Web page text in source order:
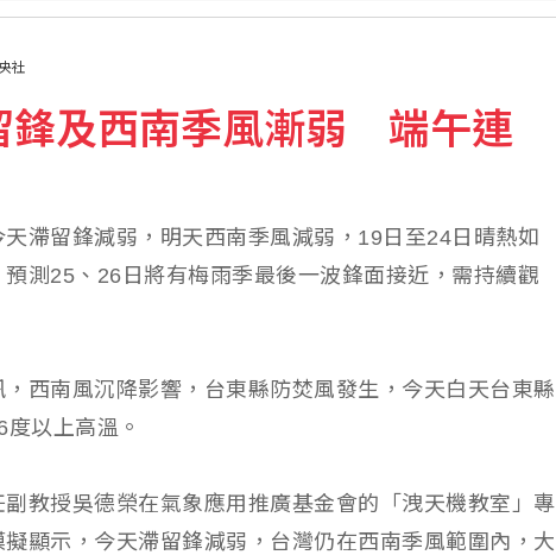
玩笑？不是缺乏幽默感，可能阿茲海默前兆
Garmin第2季獲利大增3成創高
社
鋒及西南季風漸弱 端午連
滯留鋒減弱，明天西南季風減弱，19日至24日晴熱如
測25、26日將有梅雨季最後一波鋒面接近，需持續觀
西南風沉降影響，台東縣防焚風發生，今天白天台東縣
以上高溫。
教授吳德榮在氣象應用推廣基金會的「洩天機教室」專
顯示，今天滯留鋒減弱，台灣仍在西南季風範圍內，大